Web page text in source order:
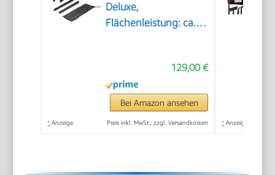
Deluxe,
Flächenleistung: ca.
bar, Aufheizzeit: 6,5
min., Heizleistung:
1.500 W, mit
Bodenreinigungsset
129,00 €
Bei Amazon ansehen
* Anzeige Preis inkl. MwSt., zzgl. Versandkosten * Anzeige